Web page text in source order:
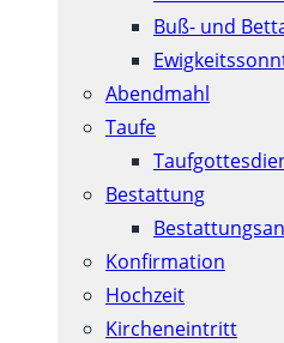
Buß- und
Abendmahl
Taufe
Bestattung
Konfirmation
Hochzeit
Kircheneintritt